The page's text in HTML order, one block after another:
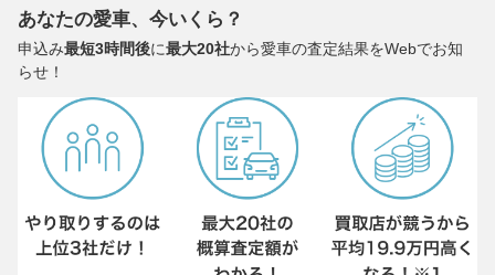
あなたの愛車、今いくら？
申込み最短3時間後に最大20社から愛車の査定結果をWebでお知
らせ！